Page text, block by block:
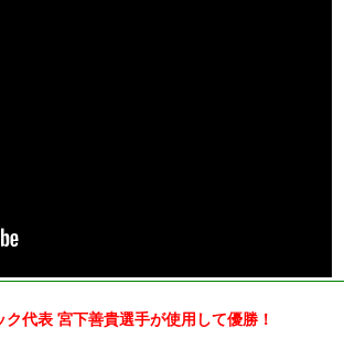
代表 宮下善貴選手が使用して優勝！